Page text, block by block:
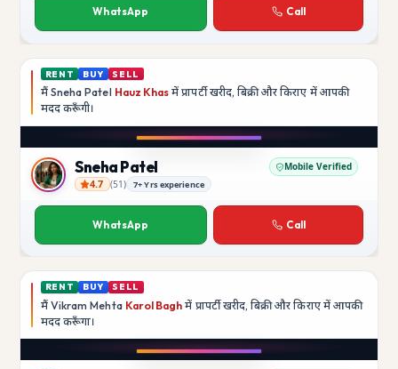
WhatsApp Call
RENT BUY SELL
मैं Sneha Patel Hauz Khas में प्रापर्टी खरीद, बिक्री और किराए में आपकी
मददकरूँगी।
Sneha Patel
Sneha Patel Mobile Verified
4.7 (51) 7+ Yrs experience
WhatsApp Call
RENT BUY SELL
मैं Vikram Mehta Karol Bagh में प्रापर्टी खरीद, बिक्री और किराए में आपकी
मददकरूँगा।